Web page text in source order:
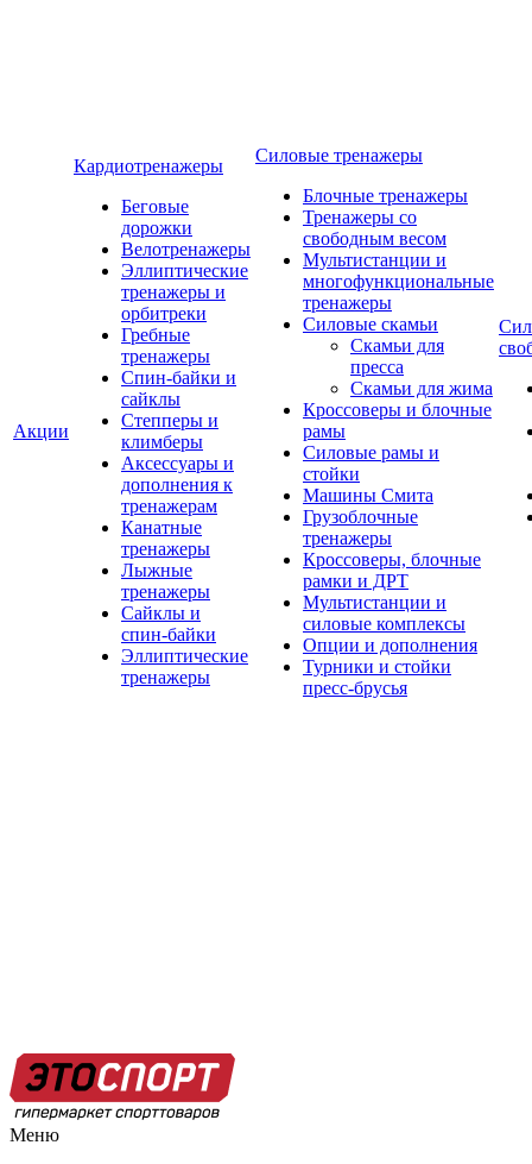
Акции
Кардиотренажеры
Беговые
дорожки
Велотренажеры
Эллиптические
тренажеры и
орбитреки
Гребные
тренажеры
Спин-байки и
сайклы
Степперы и
климберы
Аксессуары и
дополнения к
тренажерам
Канатные
тренажеры
Лыжные
тренажеры
Сайклы и
спин-байки
Эллиптические
тренажеры
Силовые тренажеры
Блочные тренажеры
Тренажеры со
свободным весом
Мультистанции и
многофункциональные
тренажеры
Силовые скамьи
Скамьи для
пресса
Скамьи для жима
Кроссоверы и блочные
рамы
Силовые рамы и
стойки
Машины Смита
Грузоблочные
тренажеры
Кроссоверы, блочные
рамки и ДРТ
Мультистанции и
силовые комплексы
Опции и дополнения
Турники и стойки
пресс-брусья
Меню